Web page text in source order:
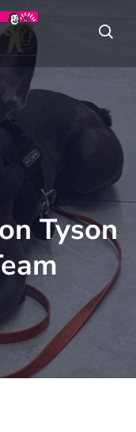
Trieb
Textilpflege seit
über 90 Jahren in
Tyson